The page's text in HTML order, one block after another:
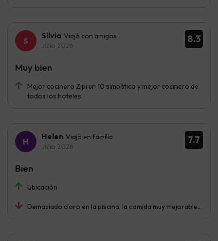
8.3
Silvia Viajó con amigos
Julio 2026
Mejor cocinero Zipi un 10 simpático y mejor cocinero de
todos los hoteles
Muy bien
7.7
Helen Viajó en familia
Julio 2026
Ubicación
Demasiado cloro en la piscina, la comida muy mejorable…
Bien